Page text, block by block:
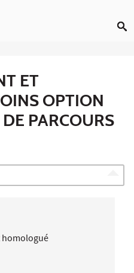
ET
OPTION
PARCOURS